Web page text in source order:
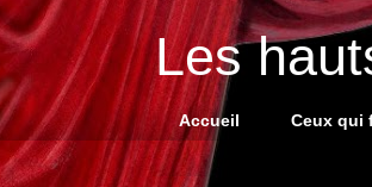
Les
Accueil Ceux qui